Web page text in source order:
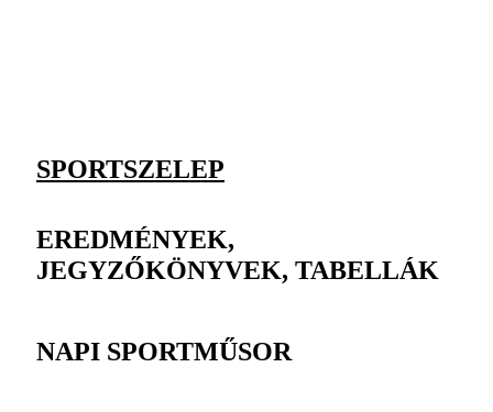
SPORTSZELEP
EREDMÉNYEK,
JEGYZŐKÖNYVEK, TABELLÁK
NAPI SPORTMŰSOR